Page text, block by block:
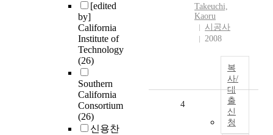
[edited
by]
California
Institute of
Technology
(26)
Southern
California
Consortium
(26)
신용찬
Takeuchi,
Kaoru
시공사
2008
복
사/
대
출
신
청
4